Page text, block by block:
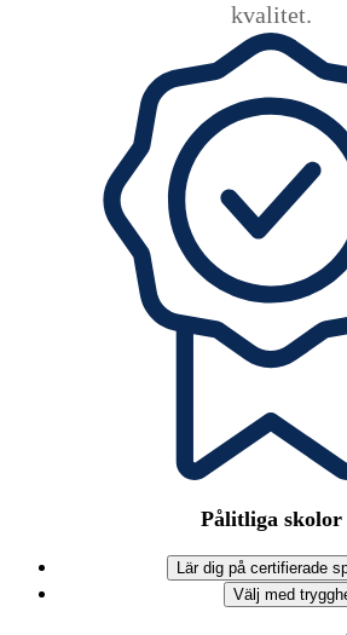
kvalitet.
Pålitliga skolor
Lär dig på certifierade
Välj med